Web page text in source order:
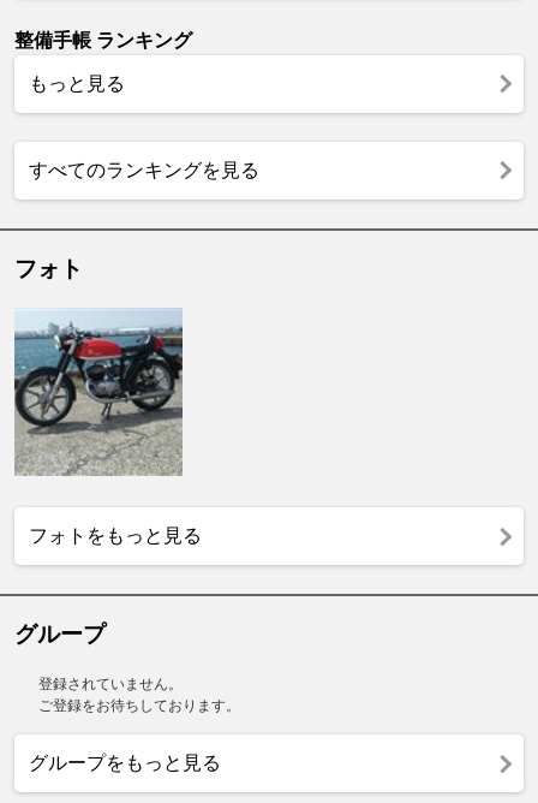
整備手帳 ランキング
もっと見る
すべてのランキングを見る
フォト
フォトをもっと見る
グループ
登録されていません。
ご登録をお待ちしております。
グループをもっと見る